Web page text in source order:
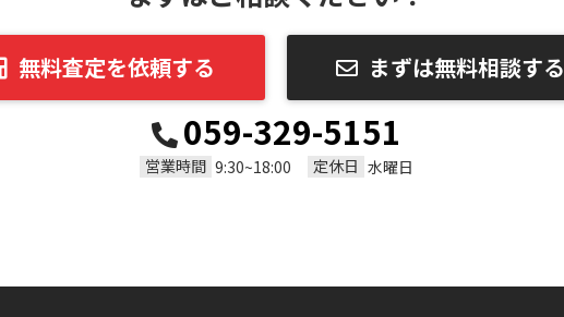
無料査定を依頼する まずは無料相談する
059-329-5151
営業時間 9:30~18:00 定休日 水曜日